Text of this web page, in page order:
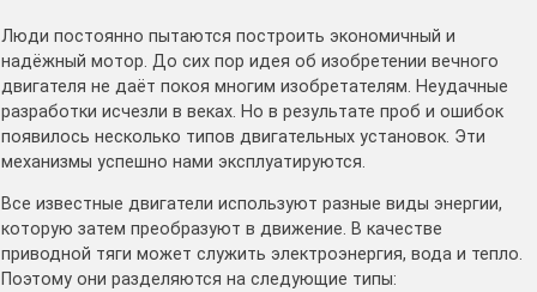
Люди постоянно пытаются построить экономичный и
надёжный мотор. До сих пор идея об изобретении вечного
двигателя не даёт покоя многим изобретателям. Неудачные
разработки исчезли в веках. Но в результате проб и ошибок
появилось несколько типов двигательных установок. Эти
механизмы успешно нами эксплуатируются.
Все известные двигатели используют разные виды энергии,
которую затем преобразуют в движение. В качестве
приводной тяги может служить электроэнергия, вода и тепло.
Поэтому они разделяются на следующие типы: